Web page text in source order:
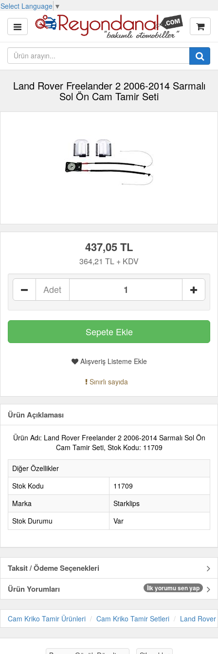
Select Language ▼
Land Rover Freelander 2 2006-2014 Sarmalı
Sol Ön Cam Tamir Seti
437,05 TL
364,21 TL + KDV
Adet
Alışveriş Listeme Ekle
Sınırlı sayıda
Ürün Açıklaması
Ürün Adı: Land Rover Freelander 2 2006-2014 Sarmalı Sol Ön
Cam Tamir Seti, Stok Kodu: 11709
Diğer Özellikler
Stok Kodu
11709
Marka
Starklips
Stok Durumu
Var
Taksit / Ödeme Seçenekleri
Ürün Yorumları
İlk yorumu sen yap
Cam Kriko Tamir Ürünleri Cam Kriko Tamir Setleri Land